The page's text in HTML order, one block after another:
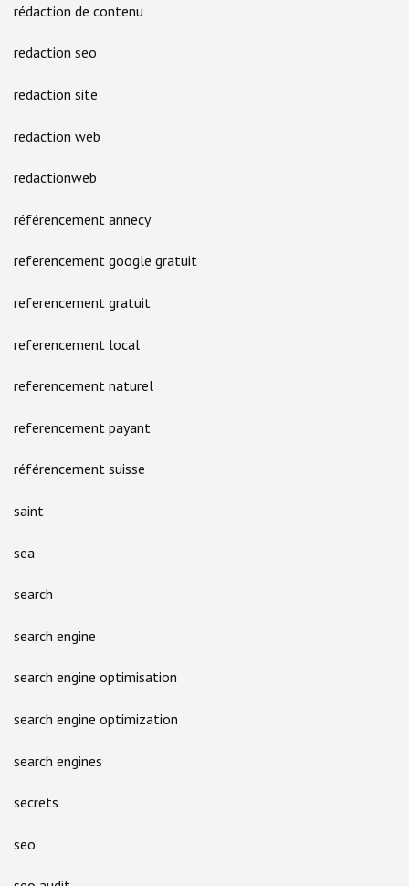
rédaction de contenu
redaction seo
redaction site
redaction web
redactionweb
référencement annecy
referencement google gratuit
referencement gratuit
referencement local
referencement naturel
referencement payant
référencement suisse
saint
sea
search
search engine
search engine optimisation
search engine optimization
search engines
secrets
seo